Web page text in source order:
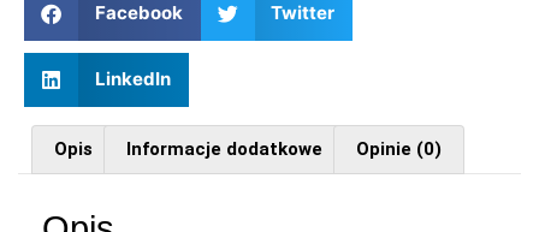
Facebook Twitter
LinkedIn
Opis Informacje dodatkowe Opinie (0)